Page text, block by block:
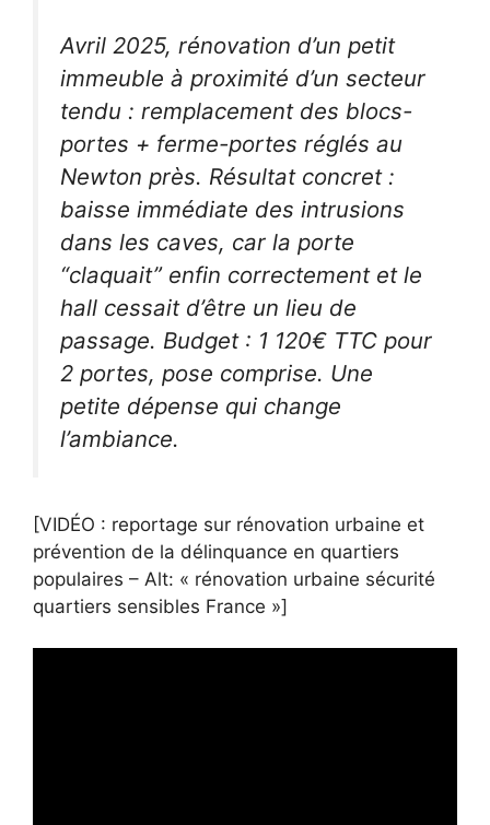
Avril 2025, rénovation d’un petit
immeuble à proximité d’un secteur
tendu : remplacement des blocs-
portes + ferme-portes réglés au
Newton près. Résultat concret :
baisse immédiate des intrusions
dans les caves, car la porte
“claquait” enfin correctement et le
hall cessait d’être un lieu de
passage. Budget : 1 120€ TTC pour
2 portes, pose comprise. Une
petite dépense qui change
l’ambiance.
[VIDÉO : reportage sur rénovation urbaine et
prévention de la délinquance en quartiers
populaires – Alt: « rénovation urbaine sécurité
quartiers sensibles France »]